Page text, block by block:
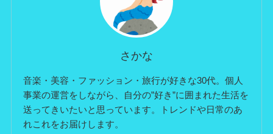
さかな
音楽・美容・ファッション・旅行が好きな30代。個人
事業の運営をしながら、自分の”好き”に囲まれた生活を
送ってきいたいと思っています。トレンドや日常のあ
れこれをお届けします。